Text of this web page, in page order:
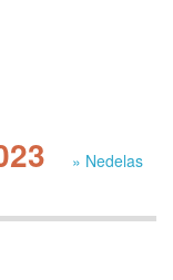
» Nedelas